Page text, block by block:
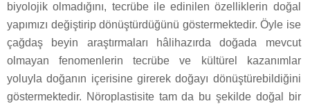
biyolojik olmadığını, tecrübe ile edinilen özelliklerin doğal
yapımızı değiştirip dönüştürdüğünü göstermektedir. Öyle ise
çağdaş beyin araştırmaları hâlihazırda doğada mevcut
olmayan fenomenlerin tecrübe ve kültürel kazanımlar
yoluyla doğanın içerisine girerek doğayı dönüştürebildiğini
göstermektedir. Nöroplastisite tam da bu şekilde doğal bir